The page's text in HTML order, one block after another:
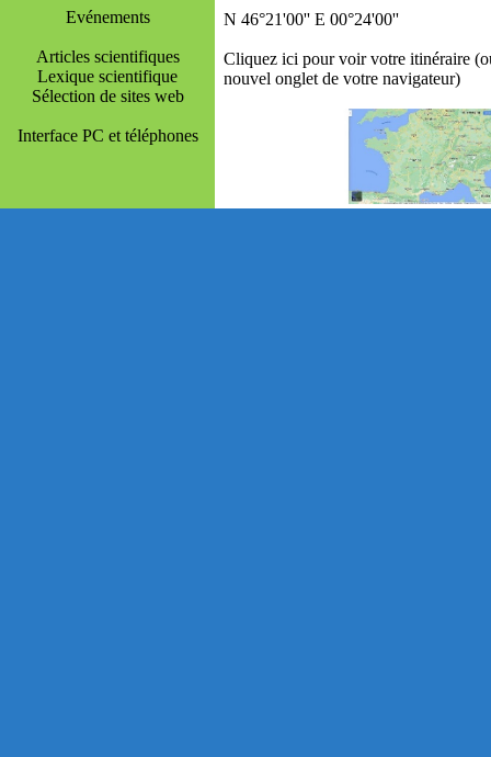
N 46°21'00'' E 00°24'00''
Cliquez ici pour voir votre itinéraire
nouvel onglet de votre navigateur)
Evénements
Articles scientifiques
Lexique scientifique
Sélection de sites web
Interface PC et téléphones